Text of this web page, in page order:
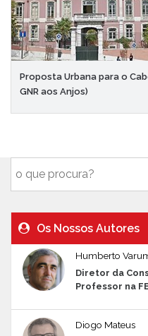
Proposta Urbana para o
GNR aos Anjos)
Os Nossos Autores
Humberto
Diretor da
Professor na
Diogo Mateus